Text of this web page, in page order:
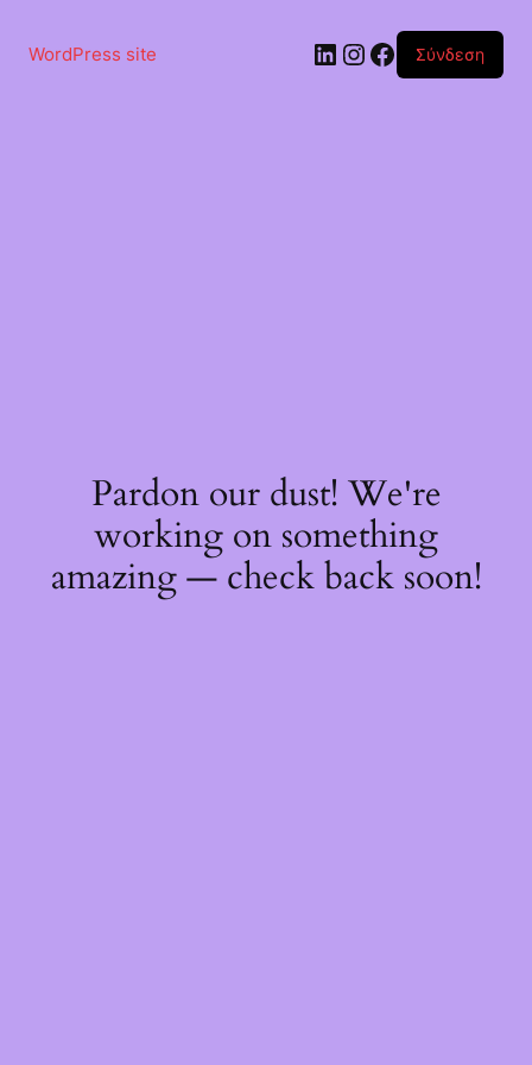
περιεχόμενο
WordPress site Linkedin
Instagram
Facebook
Σύνδεση
Pardon our dust! We're
working on something
amazing — check back soon!